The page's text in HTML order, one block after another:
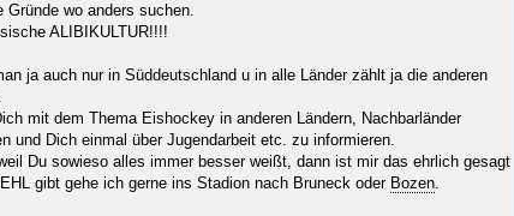
wo anders suchen.
ALIBIKULTUR!!!!
ja auch nur in Süddeutschland u in alle Länder zählt ja die anderen
mit dem Thema Eishockey in anderen Ländern, Nachbarländer
und Dich einmal über Jugendarbeit etc. zu informieren.
Du sowieso alles immer besser weißt, dann ist mir das ehrlich gesagt
gibt gehe ich gerne ins Stadion nach Bruneck oder Bozen.